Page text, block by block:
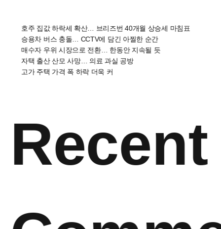
호주 집값 하락세 확산… 브리즈번 40개월 상승세 마침표
승용차 버스 충돌… CCTV에 담긴 아찔한 순간
매수자 우위 시장으로 전환… 한동안 지속될 듯
자택 출산 산모 사망… 의료 과실 공방
고가 주택 가격 폭 하락 더욱 커
Recent